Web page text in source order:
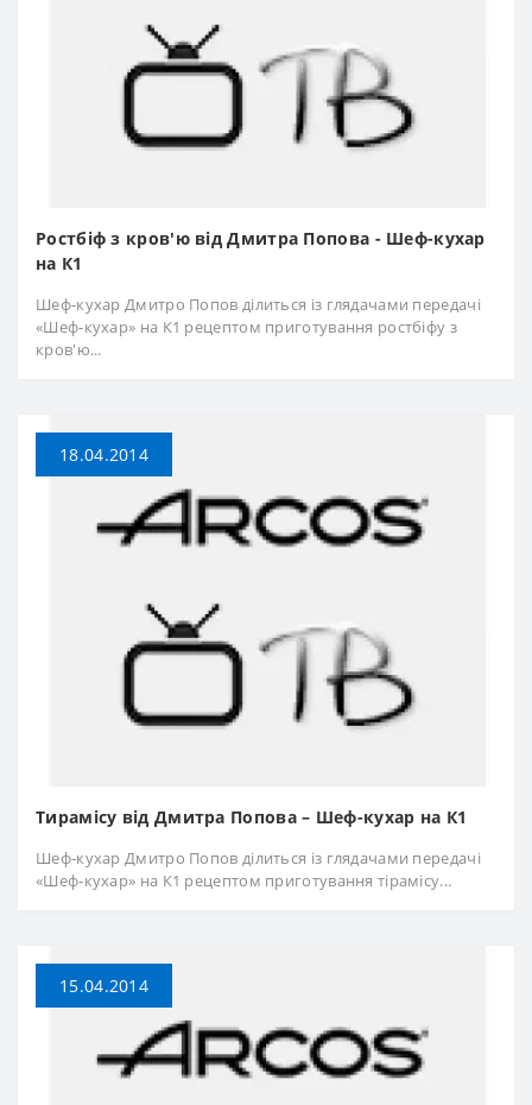
Ростбіф з кров'ю від Дмитра Попова - Шеф-кухар
на К1
Шеф-кухар Дмитро Попов ділиться із глядачами передачі
«Шеф-кухар» на К1 рецептом приготування ростбіфу з
кров'ю...
18.04.2014
Тирамісу від Дмитра Попова – Шеф-кухар на К1
Шеф-кухар Дмитро Попов ділиться із глядачами передачі
«Шеф-кухар» на К1 рецептом приготування тірамісу...
15.04.2014